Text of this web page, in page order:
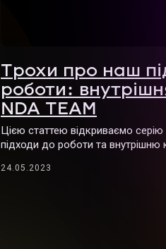
Трохи про наш
роботи:
NDA TEAM
Цією статтею відкриваємо серію
підходи до роботи та внутрішню
24.05.2023